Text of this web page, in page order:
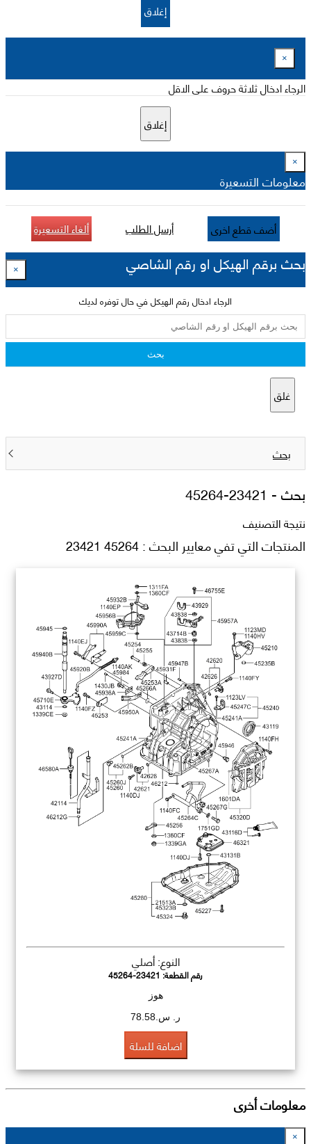
إغلاق
×
الرجاء ادخال ثلاثة حروف على الاقل
إغلاق
×
معلومات التسعيرة
أضف قطع اخرى أرسل الطلب ألغاء التسعيرة
بحث برقم الهيكل او رقم الشاصي ×
الرجاء ادخال رقم الهيكل في حال توفره لديك
بحث
غلق
بحث
بحث - 45264-23421
نتيجة التصنيف
المنتجات التي تفي معايير البحث : 45264 23421
النوع: أصلي
رقم القطعة:45264-23421
هوز
ر. س.78.58
اضافة للسلة
معلومات أخرى
×